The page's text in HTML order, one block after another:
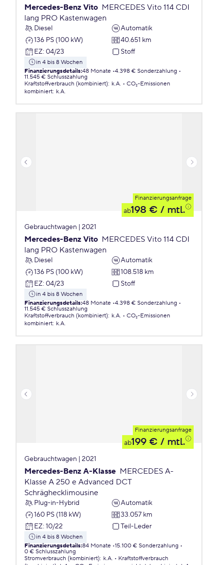
Mercedes-Benz Vito MERCEDES Vito 114 CDI
lang PRO Kastenwagen
Diesel
Automatik
136 PS (100 kW)
40.651 km
EZ: 04/23 Stoff
in 4 bis 8 Wochen
Finanzierungsdetails:48 Monate 4.398 € Sonderzahlung
11.545 € Schlusszahlung
Kraftstoffverbrauch (kombiniert): k.A.
CO₂-Emissionen
kombiniert: k.A.
Finanzierungsanfrage
ab198 € / mtl.
Gebrauchtwagen | 2021
Mercedes-Benz Vito MERCEDES Vito 114 CDI
lang PRO Kastenwagen
Diesel
Automatik
136 PS (100 kW)
108.518 km
EZ: 04/23 Stoff
in 4 bis 8 Wochen
Finanzierungsdetails:48 Monate 4.398 € Sonderzahlung
11.545 € Schlusszahlung
Kraftstoffverbrauch (kombiniert): k.A.
CO₂-Emissionen
kombiniert: k.A.
Finanzierungsanfrage
ab199 € / mtl.
Gebrauchtwagen | 2021
Mercedes-Benz A-Klasse MERCEDES A-
Klasse A 250 e Advanced DCT
Schräghecklimousine
Plug-in-Hybrid
Automatik
160 PS (118 kW)
33.057 km
EZ: 10/22 Teil-Leder
in 4 bis 8 Wochen
Finanzierungsdetails:84 Monate 15.100 € Sonderzahlung
0 € Schlusszahlung
Stromverbrauch (kombiniert): k.A.
Kraftstoffverbrauch